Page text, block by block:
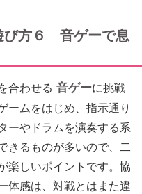
び方６ 音ゲーで息
合わせる 音ゲーに挑戦
ームをはじめ、指示通り
ーやドラムを演奏する系
きるものが多いので、二
楽しいポイントです。協
体感は、対戦とはまた違